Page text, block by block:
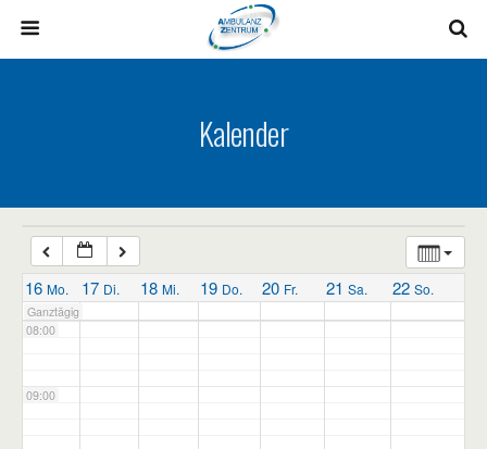
Kalender
16 Mo. 17 Di. 18 Mi. 19 Do. 20 Fr. 21 Sa. 22 So.
Ganztägig
07:00
08:00
09:00